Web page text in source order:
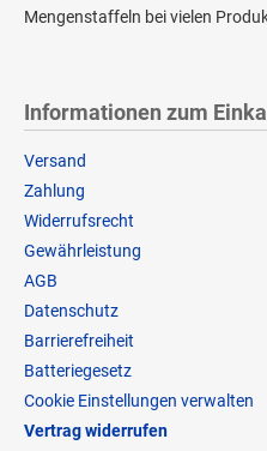
Mengenstaffeln bei vielen
Informationen zum
Versand
Zahlung
Widerrufsrecht
Gewährleistung
AGB
Datenschutz
Barrierefreiheit
Batteriegesetz
Cookie Einstellungen verwalten
Vertrag widerrufen